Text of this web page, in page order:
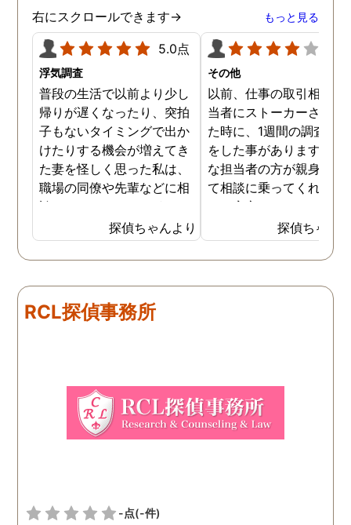
右にスクロールできます→ もっと見る
5.0点
浮気調査
普段の生活で以前より少し
帰りが遅くなったり、突拍
子もないタイミングで出か
けたりする機会が増えてき
た妻を怪しく思った私は、
職場の同僚や先輩などに相
談していました。 そういっ
た相談の回答の一つに調査
を依頼することを勧めら
れ、私は一度相談してみま
に見積もりをもらったとこ
ろ、それほど財布への負担
複雑ですが感謝していま
探偵ちゃんより
その他
以前、仕事の取引相手の
当者にストーカーされて
た時に、1週間の調査依頼
をした事があります。親
な担当者の方が親身にな
て相談に乗ってくれたた
め、安心しました。同じ
うな被害に遭う可能性も
慮し、引越しましたので
もう大丈夫かと思います
探偵ちゃん
RCL探偵事務所
-点(-件)